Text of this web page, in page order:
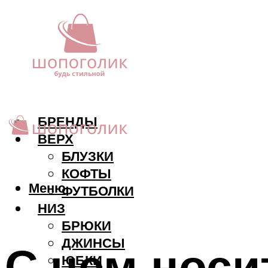
БРЕНДЫ
ВЕРХ
БЛУЗКИ
КОФТЫ
ФУТБОЛКИ
НИЗ
БРЮКИ
ДЖИНСЫ
ЮБКИ
Меню